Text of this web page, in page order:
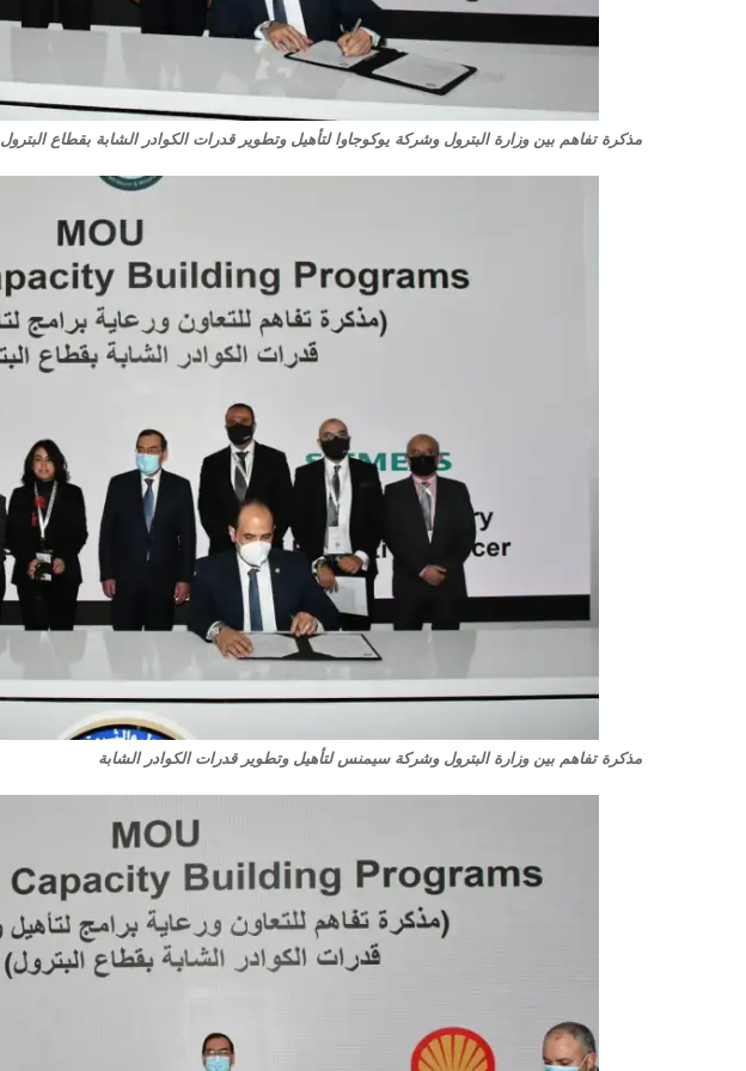
مذكرة تفاهم بين وزارة البترول وشركة يوكوجاوا لتأهيل وتطوير قدرات الكوادر الشابة بقطاع البترول
مذكرة تفاهم بين وزارة البترول وشركة سيمنس لتأهيل وتطوير قدرات الكوادر الشابة